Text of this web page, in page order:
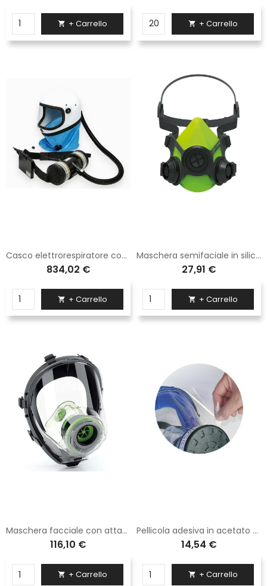
 + Carrello  + Carrello
Casco elettrorespiratore con autonomia di 8h categoria III K80S-T8 Logica
834,02 €
 + Carrello
Maschera semifaciale in silicone con raccordo DIN e monofiltro di colore giallo e verde
27,91 €
 + Carrello
Maschera facciale con attacco din per filtro
116,10 €
 + Carrello
Pellicola adesiva in acetato 5 pezzi
14,54 €
 + Carrello